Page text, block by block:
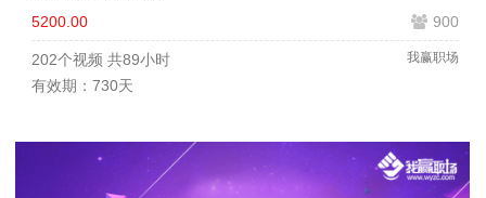
900
5200.00
我赢职场
202个视频 共89小时
有效期：730天